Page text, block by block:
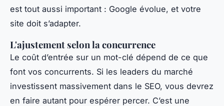
est tout aussi important : Google évolue, et votre
site doit s’adapter.
L'ajustement selon la concurrence
Le coût d’entrée sur un mot-clé dépend de ce que
font vos concurrents. Si les leaders du marché
investissent massivement dans le SEO, vous devrez
en faire autant pour espérer percer. C’est une